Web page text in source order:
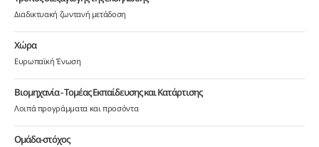
Διαδικτυακή ζωντανή μετάδοση
Χώρα
Ευρωπαϊκή Ένωση
Βιομηχανία - Τομέας Εκπαίδευσης και Κατάρτισης
Λοιπά προγράμματα και προσόντα
Ομάδα-στόχος